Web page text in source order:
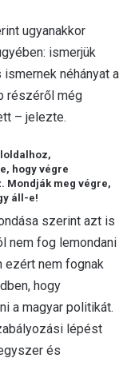
ugyanakkor
ismerjük
néhányat a
részéről még
– jelezte.
hogy végre
Mondják meg végre,
áll-e!
szerint azt is
nem fog lemondani
ezért nem fognak
hogy
a magyar politikát.
lépést
és